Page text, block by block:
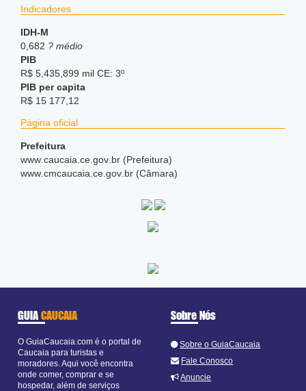
Indicadores
IDH-M
0,682 ? médio
PIB
R$ 5,435,899 mil CE: 3º
PIB per capita
R$ 15 177,12
Página oficial
Prefeitura
www .caucaia .ce .gov .br (Prefeitura)
www .cmcaucaia .ce .gov .br (Câmara)
GUIACAUCAIA
O GuiaCaucaia.com é o portal de
Caucaia para turistas e
moradores. Aqui você encontra
onde comer, comprar e se
hospedar, além de serviços
Sobre Nós
Sobre o GuiaCaucaia
Fale Conosco
Anuncie